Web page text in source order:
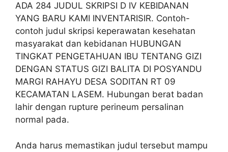
ADA 284 JUDUL SKRIPSI D IV KEBIDANAN
YANG BARU KAMI INVENTARISIR. Contoh-
contoh judul skripsi keperawatan kesehatan
masyarakat dan kebidanan HUBUNGAN
TINGKAT PENGETAHUAN IBU TENTANG GIZI
DENGAN STATUS GIZI BALITA DI POSYANDU
MARGI RAHAYU DESA SODITAN RT 09
KECAMATAN LASEM. Hubungan berat badan
lahir dengan rupture perineum persalinan
normal pada.
Anda harus memastikan judul tersebut mampu